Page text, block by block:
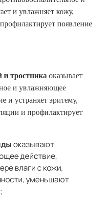
и увлажняет кожу,
появление
и тростника оказывает
и увлажняющее
и устраняет эритему,
и профилактирует
оказывают
действие,
влаги с кожи,
уменьшают